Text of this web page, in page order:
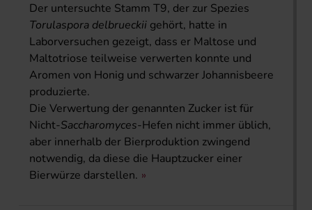
Der untersuchte Stamm T9, der zur Spezies
Torulaspora delbrueckii gehört, hatte in
Laborversuchen gezeigt, dass er Maltose und
Maltotriose teilweise verwerten konnte und
Aromen von Honig und schwarzer Johannisbeere
produzierte.
Die Verwertung der genannten Zucker ist für
Nicht-Saccharomyces-Hefen nicht immer üblich,
aber innerhalb der Bierproduktion zwingend
notwendig, da diese die Hauptzucker einer
Bierwürze darstellen.